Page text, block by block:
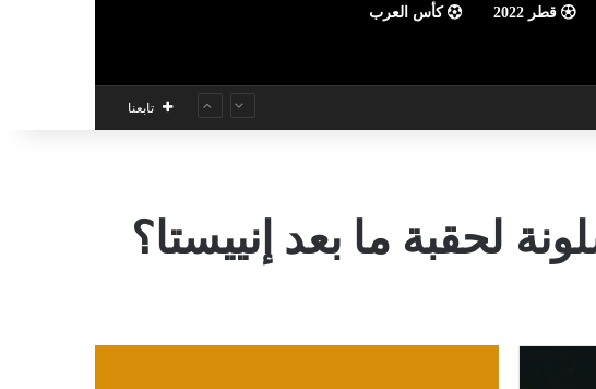
قطر 2022 كأس العرب
تابعنا
لحقبة ما بعد إنييستا؟